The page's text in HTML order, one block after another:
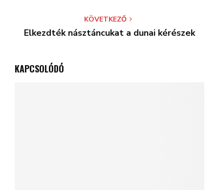
KÖVETKEZŐ
Elkezdték násztáncukat a dunai kérészek
KAPCSOLÓDÓ